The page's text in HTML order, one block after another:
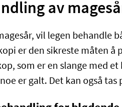
av
vil legen behandle
er den sikreste måten å
som er en slange med
er galt. Det kan også